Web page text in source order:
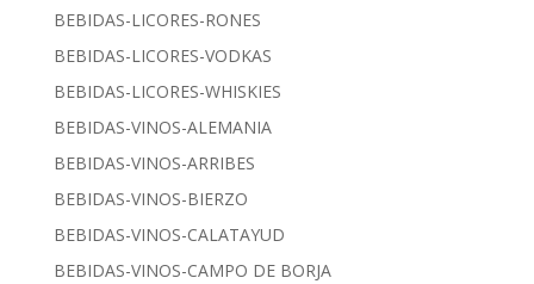
BEBIDAS-LICORES-RONES
BEBIDAS-LICORES-VODKAS
BEBIDAS-LICORES-WHISKIES
BEBIDAS-VINOS-ALEMANIA
BEBIDAS-VINOS-ARRIBES
BEBIDAS-VINOS-BIERZO
BEBIDAS-VINOS-CALATAYUD
BEBIDAS-VINOS-CAMPO DE BORJA